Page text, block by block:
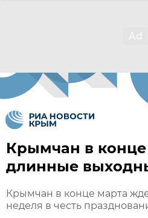
Крымчан в
длинные
Крымчан в конце марта
неделя в честь